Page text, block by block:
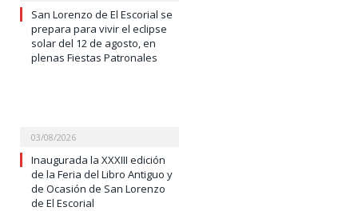
San Lorenzo de El Escorial se
prepara para vivir el eclipse
solar del 12 de agosto, en
plenas Fiestas Patronales
03/08/2026
Inaugurada la XXXIII edición
de la Feria del Libro Antiguo y
de Ocasión de San Lorenzo
de El Escorial